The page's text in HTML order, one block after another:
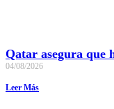
Qatar asegura que
04/08/2026
Leer Más